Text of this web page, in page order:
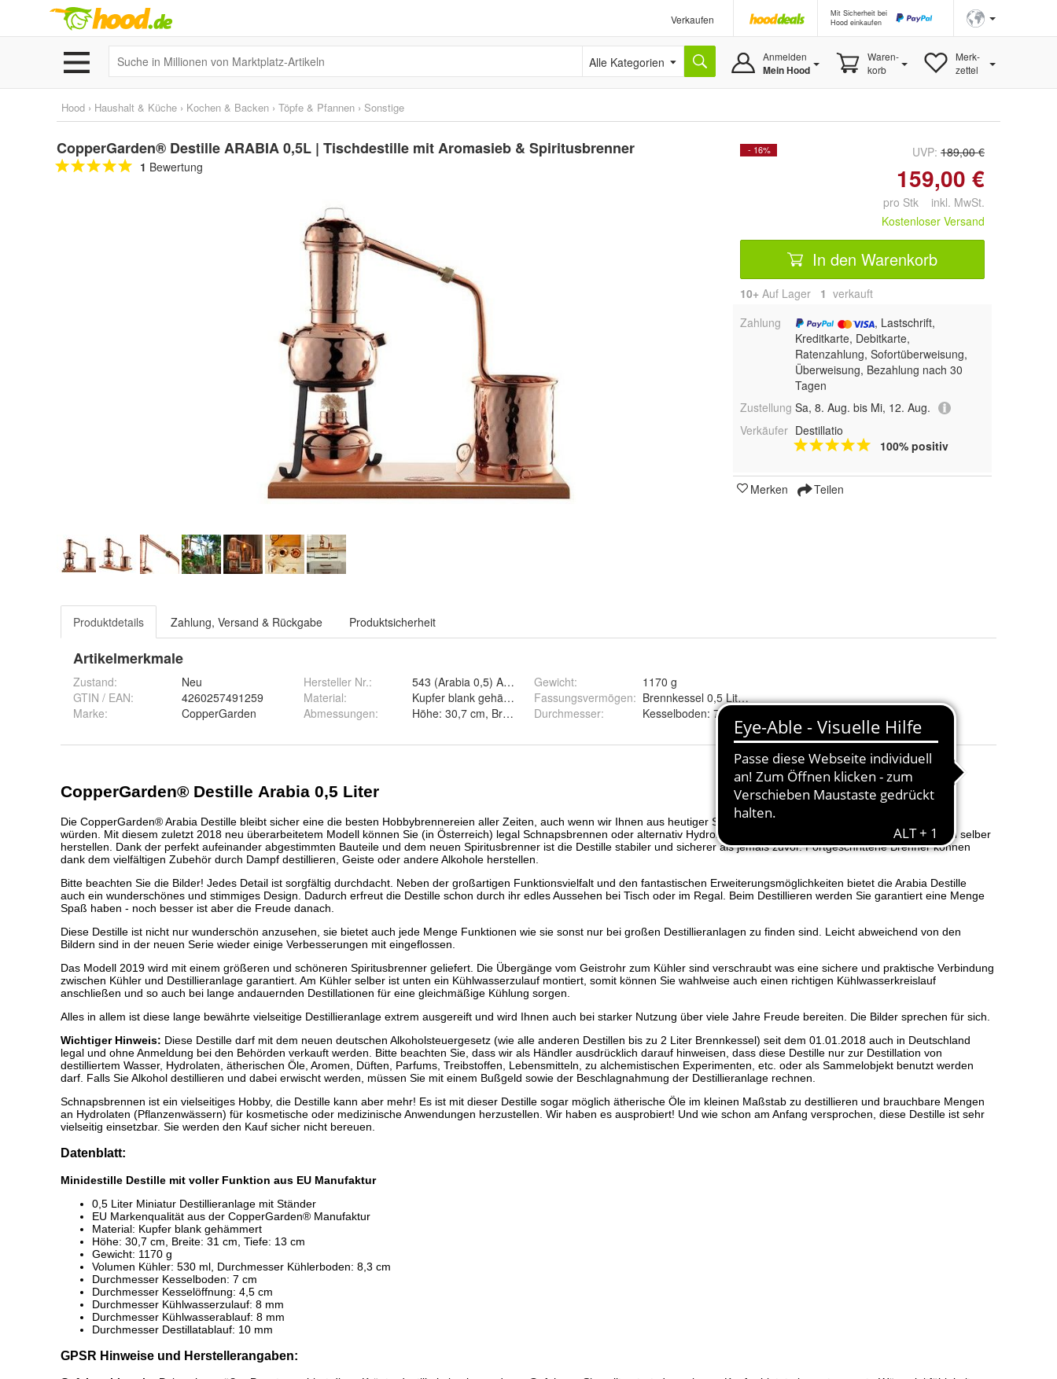
Verkaufen
Mit Sicherheit bei
Hood einkaufen
Alle Kategorien Anmelden
Mein Hood
Waren-
korb
Merk-
zettel
Hood › Haushalt & Küche › Kochen & Backen › Töpfe & Pfannen › Sonstige
CopperGarden® Destille ARABIA 0,5L | Tischdestille mit Aromasieb & Spiritusbrenner
1 Bewertung
- 16% UVP: 189,00 €
159,00 €
pro Stk inkl. MwSt.
Kostenloser Versand
In den Warenkorb
10+ Auf Lager 1 verkauft
Zahlung
, Lastschrift,
Kreditkarte, Debitkarte,
Ratenzahlung, Sofortüberweisung,
Überweisung, Bezahlung nach 30
Tagen
Zustellung Sa, 8. Aug. bis Mi, 12. Aug.
Verkäufer Destillatio
100% positiv
Merken Teilen
Produktdetails Zahlung, Versand & Rückgabe Produktsicherheit
Artikelmerkmale
Zustand:
Neu
GTIN / EAN:
4260257491259
Marke:
CopperGarden
Hersteller Nr.:
543 (Arabia 0,5) Amazon
Material:
Kupfer blank gehämmert
Abmessungen: Höhe: 30,7 cm, Breite: 31 cm, Tiefe: 13 cm
Gewicht:
1170 g
Fassungsvermögen: Brennkessel 0,5 Liter; Kühler: 530 ml
Durchmesser: Kesselboden: 7 cm; Kesselöffnung: 4,5 cm; Kühlwasserzulauf: 8 mm;